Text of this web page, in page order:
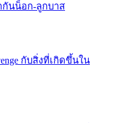
นน็อก-ลูกบาส
กับสิ่งที่เกิดขึ้นใน